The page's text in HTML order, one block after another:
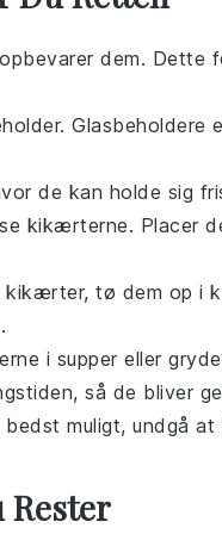
dem. Dette
Glasbeholdere
de kan holde sig
kikærterne. Placer
kikærter, tø dem op i
i supper eller
så de bliver
muligt, undgå at
Rester